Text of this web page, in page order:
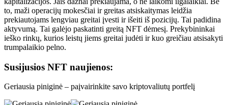
to, maži operacijų mokesčiai ir greitas atsiskaitymas leidžia
prekiautojams lengviau greitai įvesti ir išeiti iš pozicijų. Tai padidina
aktyvumą. Tai galėjo paskatinti greitą NFT dėmesį. Prekybininkai
ieško rinkų, kurios leistų jiems greitai judėti ir kuo greičiau atsisakyti
trumpalaikio pelno.
Susijusios NFT naujienos:
Geriausia piniginė – paįvairinkite savo kriptovaliutų portfelį